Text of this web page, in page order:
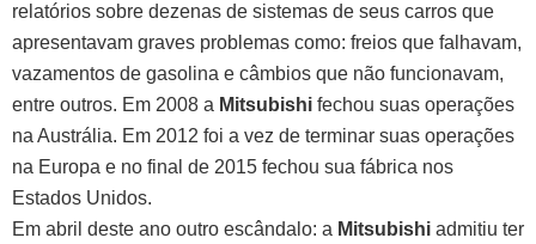
relatórios sobre dezenas de sistemas de seus carros que
apresentavam graves problemas como: freios que falhavam,
vazamentos de gasolina e câmbios que não funcionavam,
entre outros. Em 2008 a Mitsubishi fechou suas operações
na Austrália. Em 2012 foi a vez de terminar suas operações
na Europa e no final de 2015 fechou sua fábrica nos
Estados Unidos.
Em abril deste ano outro escândalo: a Mitsubishi admitiu ter